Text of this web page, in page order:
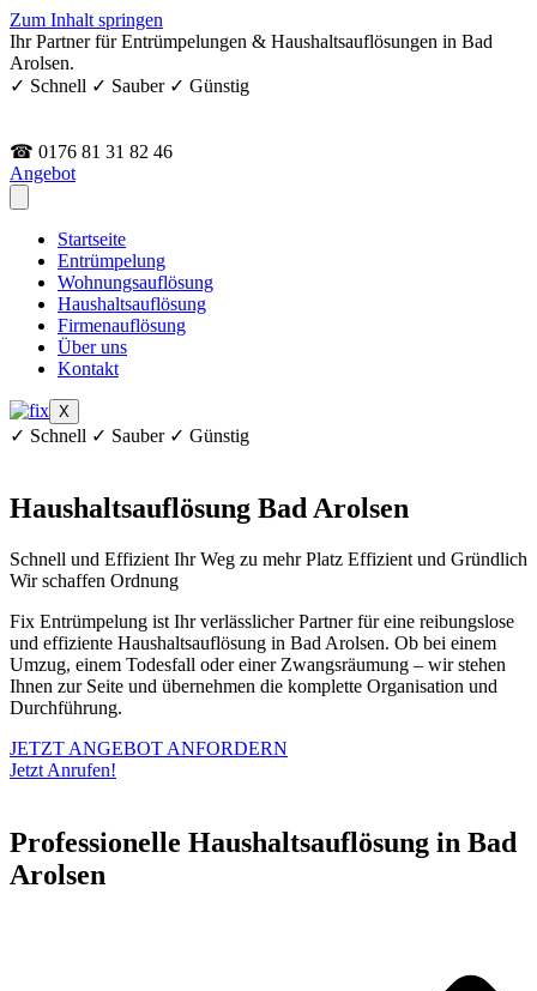
Zum Inhalt springen
Ihr Partner für Entrümpelungen & Haushaltsauflösungen in Bad
Arolsen.
✓ Schnell ✓ Sauber ✓ Günstig
☎ 0176 81 31 82 46
Angebot
Startseite
Entrümpelung
Wohnungsauflösung
Haushaltsauflösung
Firmenauflösung
Über uns
Kontakt
X
✓ Schnell ✓ Sauber ✓ Günstig
Haushaltsauflösung Bad Arolsen
Schnell und Effizient Ihr Weg zu mehr Platz Effizient und Gründlich
Wir schaffen Ordnung
Fix Entrümpelung ist Ihr verlässlicher Partner für eine reibungslose
und effiziente Haushaltsauflösung in Bad Arolsen. Ob bei einem
Umzug, einem Todesfall oder einer Zwangsräumung – wir stehen
Ihnen zur Seite und übernehmen die komplette Organisation und
Durchführung.
JETZT ANGEBOT ANFORDERN
Jetzt Anrufen!
Professionelle Haushaltsauflösung in Bad
Arolsen